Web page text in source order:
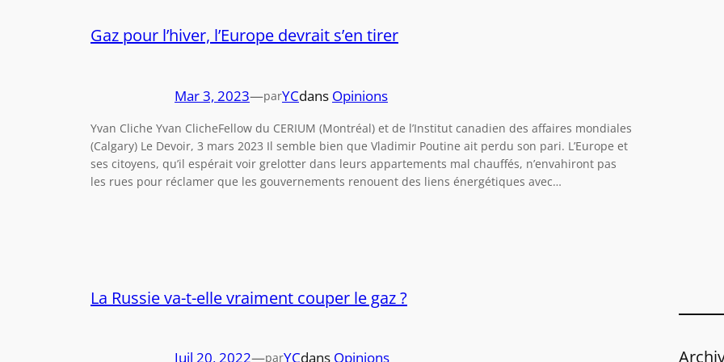
Gaz pour l’hiver, l’Europe devrait s’en tirer
Mar 3, 2023—parYCdans Opinions
Yvan Cliche Yvan ClicheFellow du CERIUM (Montréal) et de l’Institut canadien des affaires mondiales
(Calgary) Le Devoir, 3 mars 2023 Il semble bien que Vladimir Poutine ait perdu son pari. L’Europe et
ses citoyens, qu’il espérait voir grelotter dans leurs appartements mal chauffés, n’envahiront pas
les rues pour réclamer que les gouvernements renouent des liens énergétiques avec…
La Russie va-t-elle vraiment couper le gaz ?
Juil 20, 2022—parYCdans Opinions